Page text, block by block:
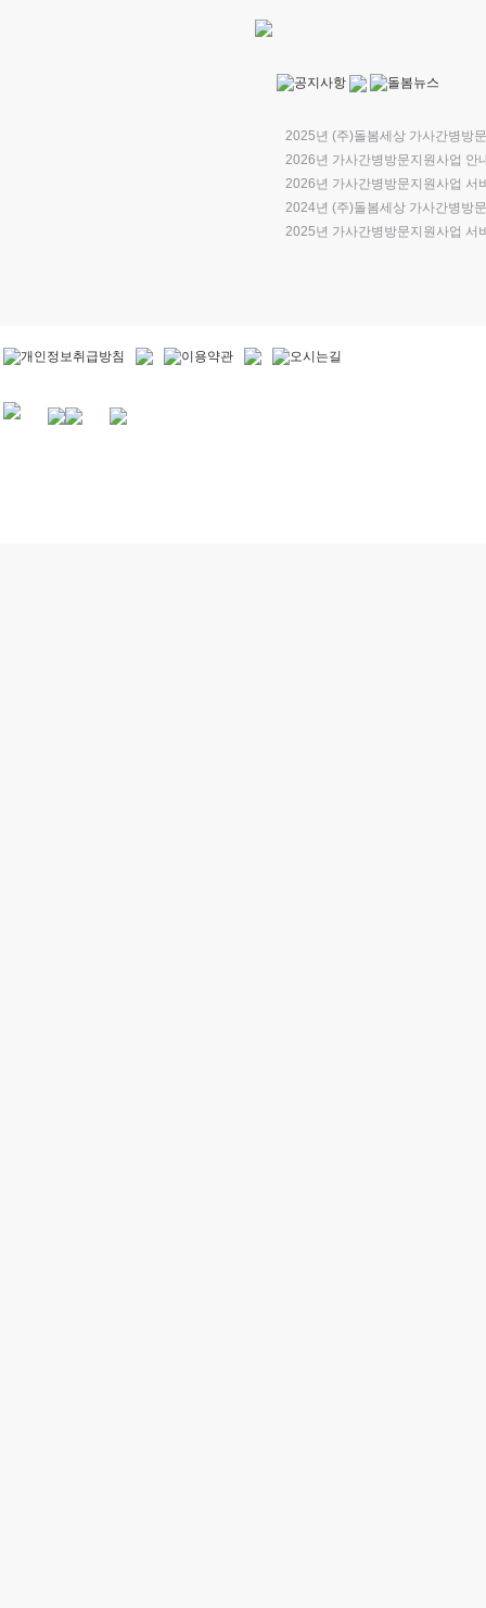
2025년 (주)돌봄세상 가사간병방
2026년 가사간병방문지원사업 안
2026년 가사간병방문지원사업 서
2024년 (주)돌봄세상 가사간병방
2025년 가사간병방문지원사업 서